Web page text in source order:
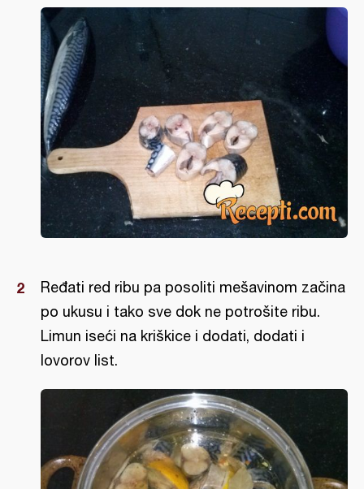
Ređati red ribu pa posoliti mešavinom začina
po ukusu i tako sve dok ne potrošite ribu.
Limun iseći na kriškice i dodati, dodati i
lovorov list.